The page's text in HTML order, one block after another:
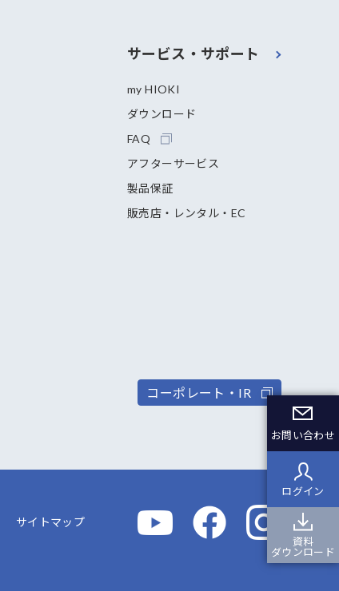
お問い合わせ
ログイン
資料
ダウンロード
サービス・サポート
my HIOKI
ダウンロード
FAQ
アフターサービス
製品保証
販売店・レンタル・EC
コーポレート・IR
サイトマップ